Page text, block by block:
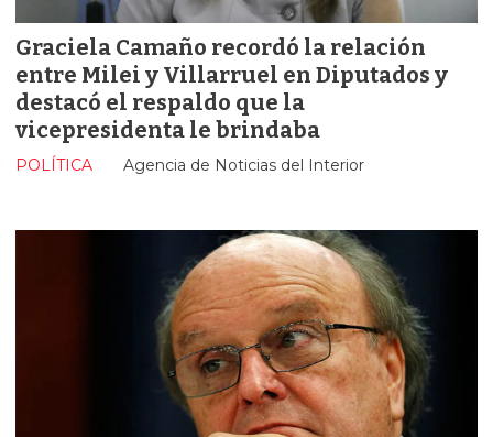
Graciela Camaño recordó la relación
entre Milei y Villarruel en Diputados y
destacó el respaldo que la
vicepresidenta le brindaba
Agencia de Noticias del Interior
POLÍTICA